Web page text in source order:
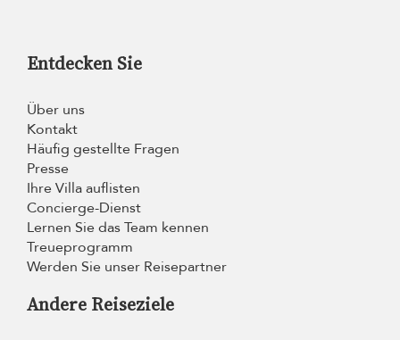
Entdecken Sie
Über uns
Kontakt
Häufig gestellte Fragen
Presse
Ihre Villa auflisten
Concierge-Dienst
Lernen Sie das Team kennen
Treueprogramm
Werden Sie unser Reisepartner
Andere Reiseziele